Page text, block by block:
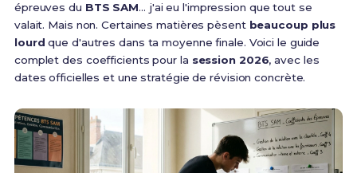
épreuves du BTS SAM… j'ai eu l'impression que tout se
valait. Mais non. Certaines matières pèsent beaucoup plus
lourd que d'autres dans ta moyenne finale. Voici le guide
complet des coefficients pour la session 2026, avec les
dates officielles et une stratégie de révision concrète.